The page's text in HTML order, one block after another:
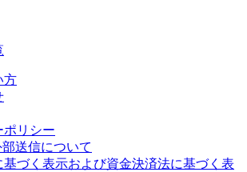
方
ポリシー
送信について
づく表示および資金決済法に基づく表